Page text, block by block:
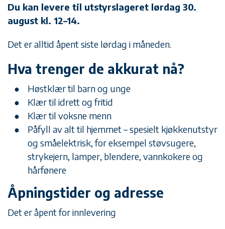
Du kan levere til utstyrslageret lørdag 30.
august kl. 12–14.
Det er alltid åpent siste lørdag i måneden.
Hva trenger de akkurat nå?
Høstklær til barn og unge
Klær til idrett og fritid
Klær til voksne menn
Påfyll av alt til hjemmet – spesielt kjøkkenutstyr
og småelektrisk, for eksempel støvsugere,
strykejern, lamper, blendere, vannkokere og
hårfønere
Åpningstider og adresse
Det er åpent for innlevering